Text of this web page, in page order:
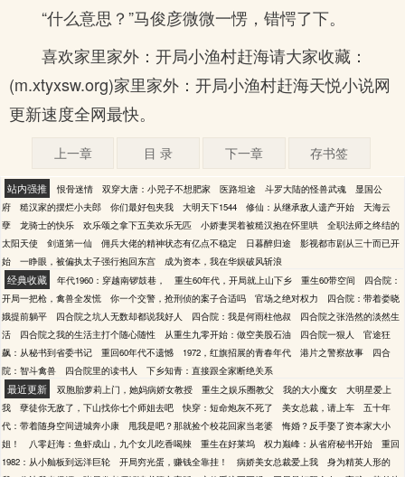
“什么意思？”马俊彦微微一愣，错愕了下。
喜欢家里家外：开局小渔村赶海请大家收藏：
(m.xtyxsw.org)家里家外：开局小渔村赶海天悦小说网
更新速度全网最快。
上一章 目 录 下一章 存书签
站内强推 恨骨迷情 双穿大唐：小兕子不想肥家 医路坦途 斗罗大陆的怪兽武魂
显国公
府
糙汉家的摆烂小夫郎 你们最好包夹我 大明天下1544 修仙：从继承敌人遗产开始
天海云
孽
龙骑士的快乐 欢乐颂之拿下五美欢乐无匹 小娇妻哭着被糙汉抱在怀里哄
全职法师之终结的
太阳天使
剑道第一仙 佣兵大佬的精神状态有亿点不稳定 日暮醉归途
影视都市剧从三十而已开
始
一睁眼，被偏执太子强行抱回东宫 成为资本，我在华娱破风斩浪
经典收藏 年代1960：穿越南锣鼓巷， 重生60年代，开局就上山下乡 重生60带空间
四合院：
开局一把枪，禽兽全发慌
你一个交警，抢刑侦的案子合适吗 官场之绝对权力
四合院：带着娄晓
娥提前躺平
四合院之坑人无数却都说我好人 四合院：我是何雨柱他叔
四合院之张浩然的淡然生
活
四合院之我的生活主打个随心随性 从重生九零开始：做空美股石油 四合院一狠人
官途狂
飙：从秘书到省委书记
重回60年代不遗憾 1972，红旗招展的青春年代 港片之警察故事
四合
院：智斗禽兽
四合院里的读书人 下乡知青：直接跟全家断绝关系
最近更新 双胞胎萝莉上门，她妈病娇女教授 重生之娱乐圈教父 我的大小魔女
大明星爱上
我
孽徒你无敌了，下山找你七个师姐去吧 快穿：短命炮灰不死了 美女总裁，请上车
五十年
代：带着随身空间进城奔小康
甩我是吧？那就捡个校花回家当老婆
悔婚？反手娶了资本家大小
姐！
八零赶海：鱼虾成山，九个女儿吃香喝辣 重生在好莱坞 权力巅峰：从省府秘书开始
重回
1982：从小舢板到远洋巨轮
开局穷光蛋，赚钱全靠挂！ 病娇美女总裁爱上我
身为精英人形的